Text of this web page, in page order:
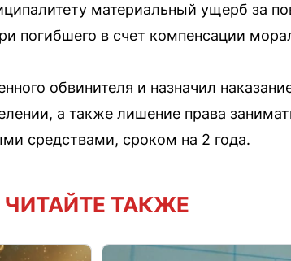
материальный ущерб за
погибшего в счет компенсации
обвинителя и назначил
а также лишение права
средствами, сроком на 2 года.
ЧИТАЙТЕ ТАКЖЕ